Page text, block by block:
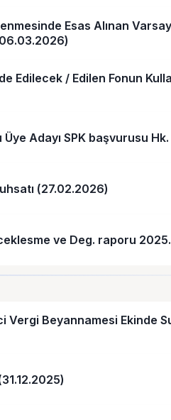
Esas Alınan
Edilecek / Edilen Fonun
Üye Adayı SPK başvurusu
(27.02.2026)
ve Deg. raporu
Vergi Beyannamesi Ekinde